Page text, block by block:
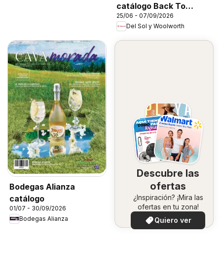
catálogo Back To
School
25/06 - 07/09/2026
Del Sol y Woolworth
Bodegas Alianza
catálogo
01/07 - 30/09/2026
Bodegas Alianza
Descubre las
ofertas
¿Inspiración? ¡Mira las
ofertas en tu zona!
Quiero ver